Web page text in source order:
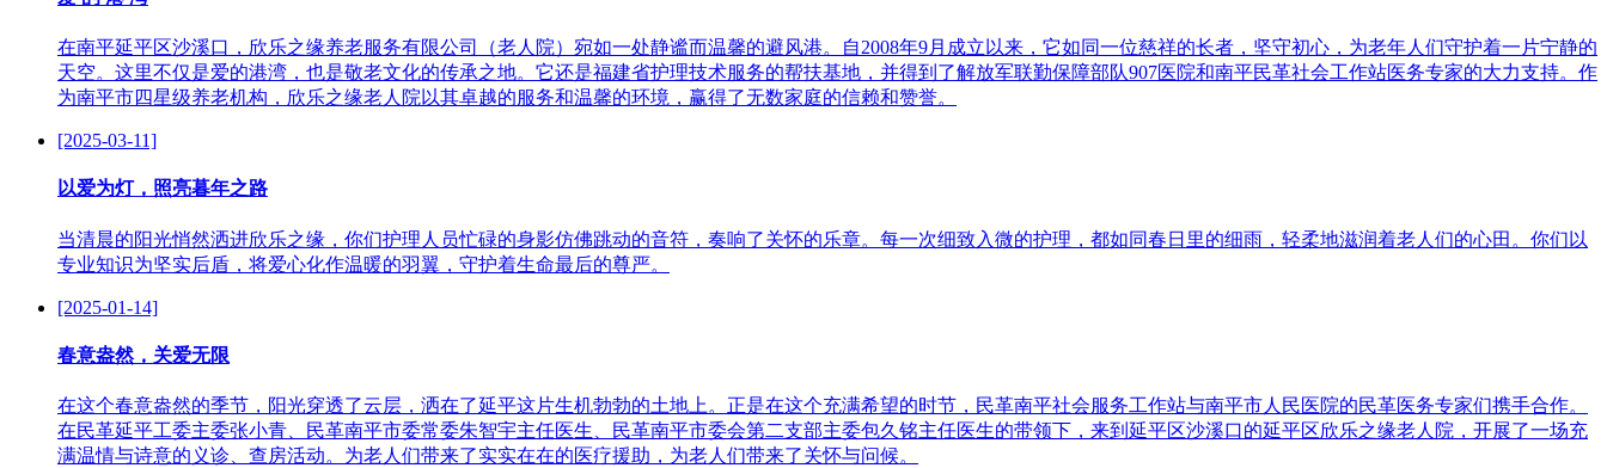
在南平延平区沙溪口，欣乐之缘养老服务有限公司（老人院）宛如一处静谧而温馨的避风港。自2008年9月成立以来，它如同一位慈祥的长者，坚守初心，为老年人们守护着一片宁静的
天空。这里不仅是爱的港湾，也是敬老文化的传承之地。它还是福建省护理技术服务的帮扶基地，并得到了解放军联勤保障部队907医院和南平民革社会工作站医务专家的大力支持。作
为南平市四星级养老机构，欣乐之缘老人院以其卓越的服务和温馨的环境，赢得了无数家庭的信赖和赞誉。
[2025-03-11]
以爱为灯，照亮暮年之路
当清晨的阳光悄然洒进欣乐之缘，你们护理人员忙碌的身影仿佛跳动的音符，奏响了关怀的乐章。每一次细致入微的护理，都如同春日里的细雨，轻柔地滋润着老人们的心田。你们以
专业知识为坚实后盾，将爱心化作温暖的羽翼，守护着生命最后的尊严。
[2025-01-14]
春意盎然，关爱无限
在这个春意盎然的季节，阳光穿透了云层，洒在了延平这片生机勃勃的土地上。正是在这个充满希望的时节，民革南平社会服务工作站与南平市人民医院的民革医务专家们携手合作。
在民革延平工委主委张小青、民革南平市委常委朱智宇主任医生、民革南平市委会第二支部主委包久铭主任医生的带领下，来到延平区沙溪口的延平区欣乐之缘老人院，开展了一场充
满温情与诗意的义诊、查房活动。为老人们带来了实实在在的医疗援助，为老人们带来了关怀与问候。